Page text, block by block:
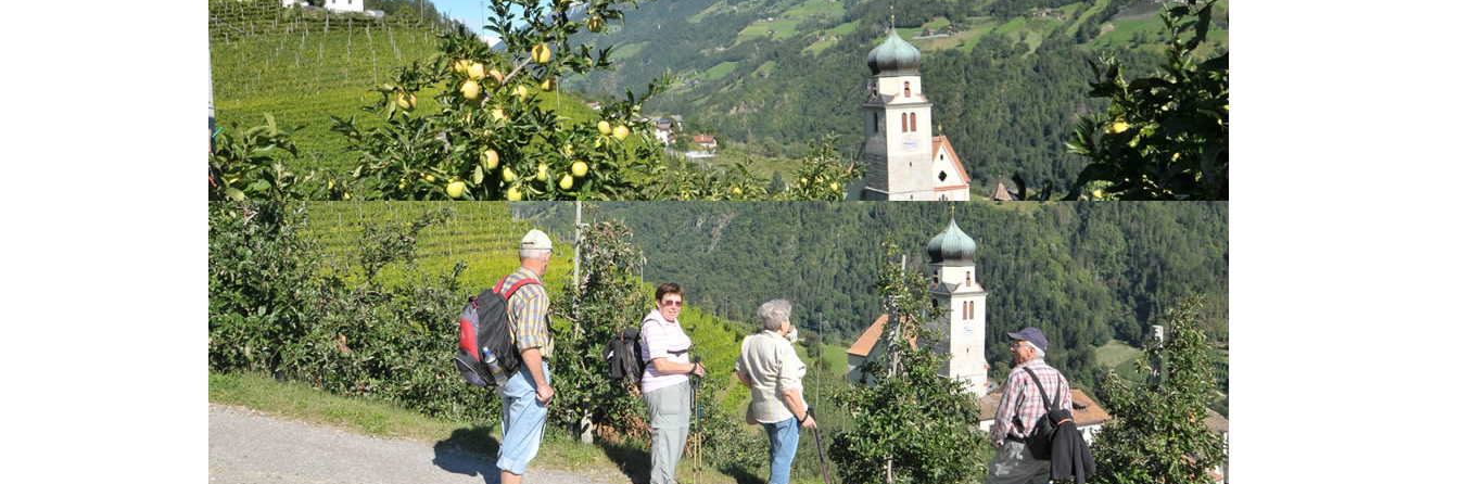
Berggasthöfe
Gasthof Brunner
Gasthaus Pension Walde
Gasthaus Hochegger
Berggasthaus Unteröberst
Hofschank Bergrast
Alle (6) Ergebnisse
anzeigen...
Unterkünfte
Hotels
Alle (0) Ergebnisse
anzeigen...
Pensionen
Alle (0) Ergebnisse
anzeigen...
Sonstiges
Zimmervermieter
Ferienwohnungen
Urlaub auf dem Bauernhof
Berggasthöfe
Garni
Sehenswertes
Museen
Traktormuseum
Museum Passeier
Touriseum
Messner Mountain Museum
Schlösser
Schloss Tirol
Schloss Schenna
Kirchen
Wallfahrtskirche Riffian
Pfarrkirche Kuens
Sonstiges
Botanischer Garten
Erlebnisbergwerk
Schneeberg
Pflegezentrum für
Vogelfauna
Infos
Vereine
A.S.V Riffian Sektion Ski
Riffian
Über Riffian
Unsere Geschichte
Wallfahrtsort Riffian
Gemeinde Riffian
Kuens
Über Kuens